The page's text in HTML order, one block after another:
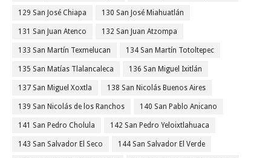
129 San José Chiapa 130 San José Miahuatlán
131 San Juan Atenco 132 San Juan Atzompa
133 San Martín Texmelucan 134 San Martín Totoltepec
135 San Matías Tlalancaleca 136 San Miguel Ixitlán
137 San Miguel Xoxtla 138 San Nicolás Buenos Aires
139 San Nicolás de los Ranchos 140 San Pablo Anicano
141 San Pedro Cholula 142 San Pedro Yeloixtlahuaca
143 San Salvador El Seco 144 San Salvador El Verde